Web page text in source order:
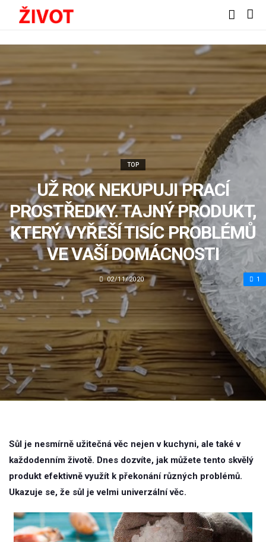
TOP
UŽ ROK NEKUPUJI PRACÍ
PROSTŘEDKY. TAJNÝ PRODUKT,
KTERÝ VYŘEŠÍ TISÍC PROBLÉMŮ
VE VAŠÍ DOMÁCNOSTI
02/11/2020 1
Sůl je nesmírně užitečná věc nejen v kuchyni, ale také v
každodenním životě. Dnes dozvíte, jak můžete tento skvělý
produkt efektivně využít k překonání různých problémů.
Ukazuje se, že sůl je velmi univerzální věc.